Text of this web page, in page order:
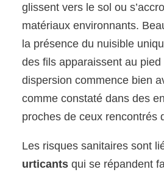
glissent vers le sol ou
matériaux environnants.
la présence du nuisible
des fils apparaissent au pied
dispersion commence bien
comme constaté dans des
proches de ceux rencontrés
Les risques sanitaires sont
urticants qui se répandent